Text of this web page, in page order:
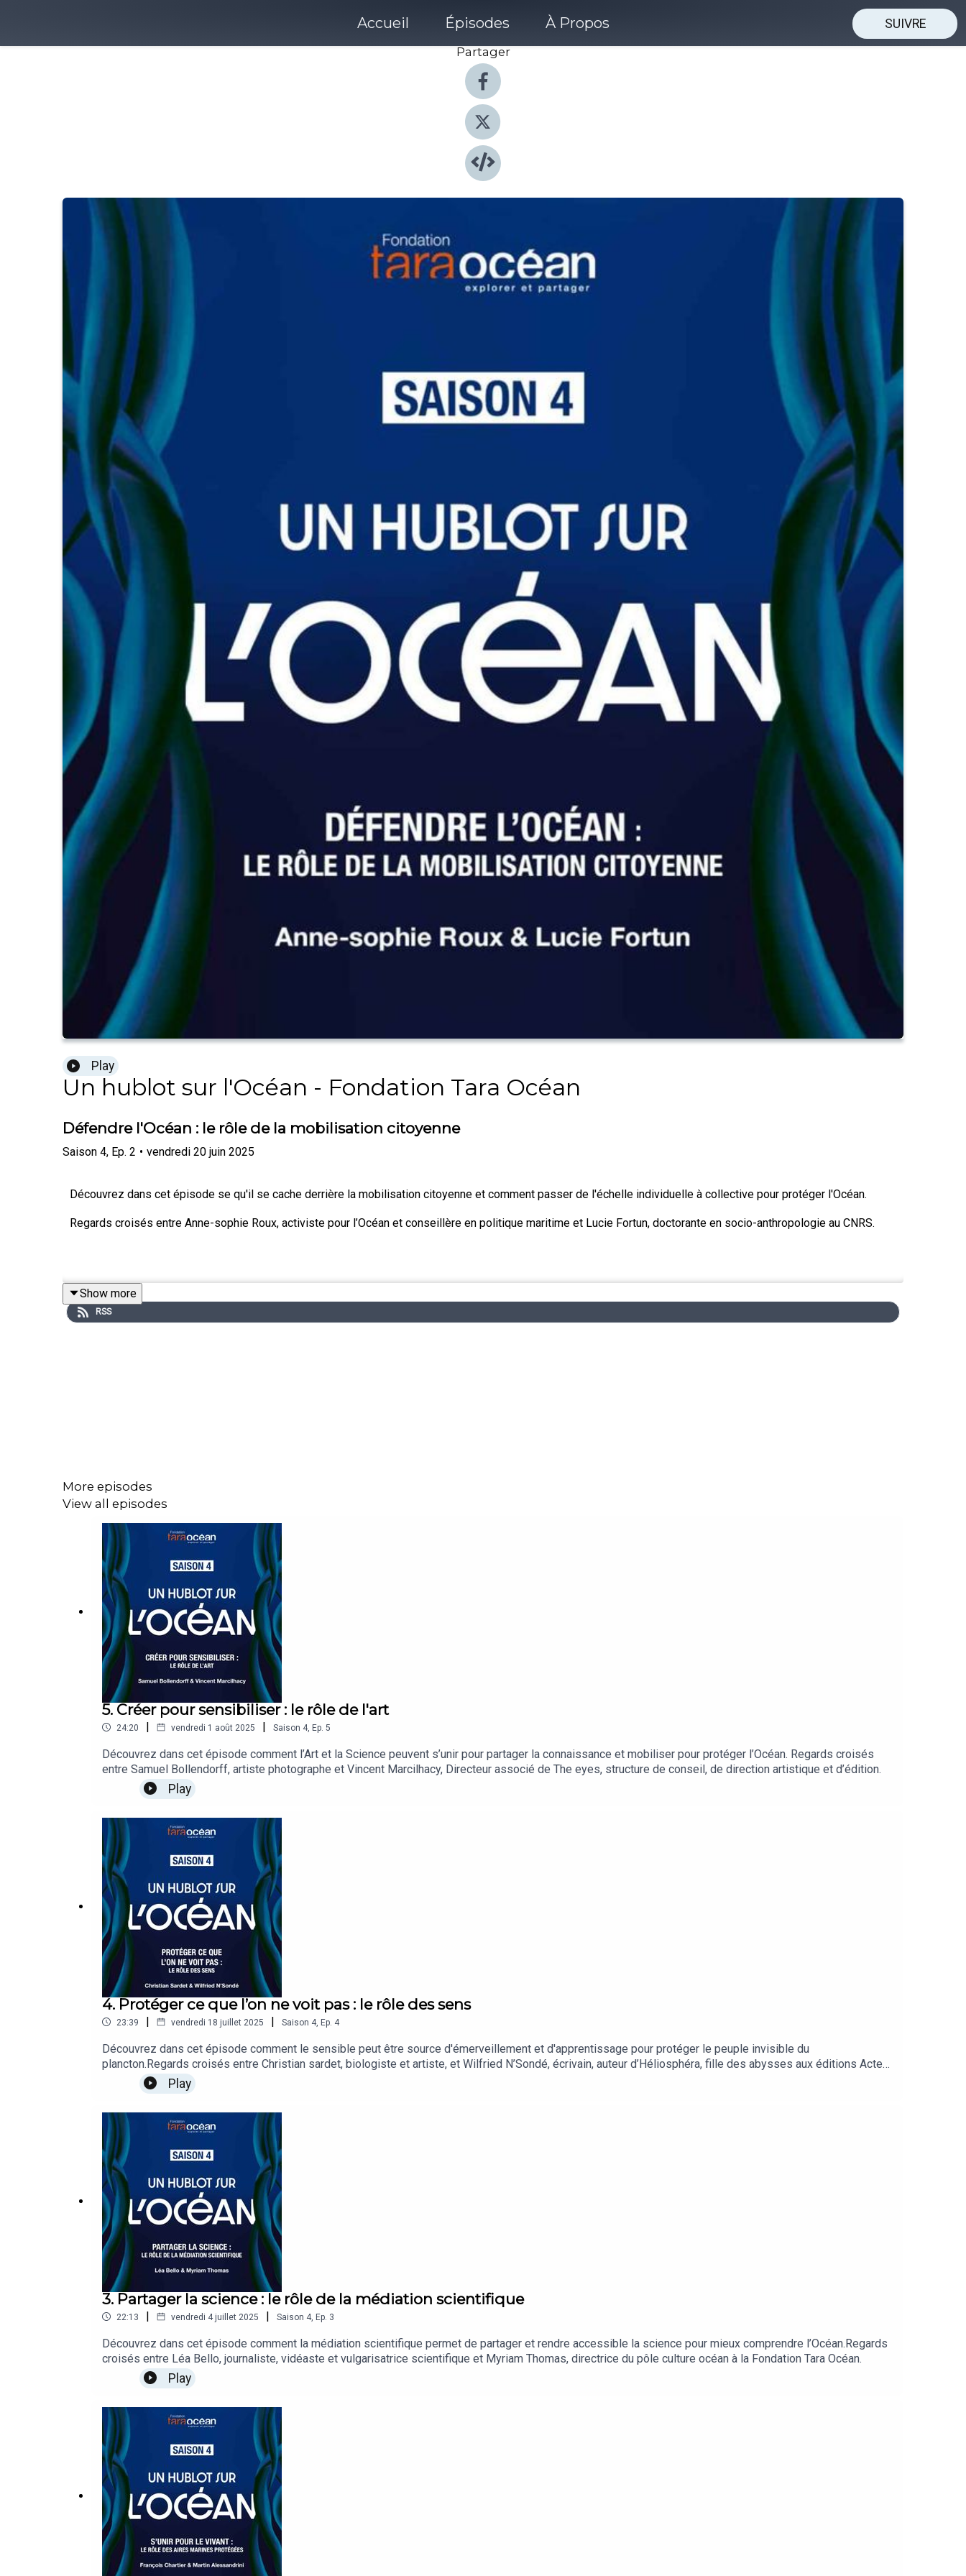
Accueil Épisodes À Propos
SUIVRE
Partager
Play
Un hublot sur l'Océan - Fondation Tara Océan
Défendre l'Océan : le rôle de la mobilisation citoyenne
Saison 4, Ep. 2 • vendredi 20 juin 2025
Découvrez dans cet épisode se qu'il se cache derrière la mobilisation citoyenne et comment passer de l'échelle individuelle à collective pour protéger l'Océan.
Regards croisés entre Anne-sophie Roux, activiste pour l’Océan et conseillère en politique maritime et Lucie Fortun, doctorante en socio-anthropologie au CNRS.
Show more
RSS
More episodes
View all episodes
5. Créer pour sensibiliser : le rôle de l'art
24:20 | vendredi 1 août 2025 | Saison 4, Ep. 5
Découvrez dans cet épisode comment l’Art et la Science peuvent s’unir pour partager la connaissance et mobiliser pour protéger l’Océan. Regards croisés
entre Samuel Bollendorff, artiste photographe et Vincent Marcilhacy, Directeur associé de The eyes, structure de conseil, de direction artistique et d’édition.
Play
4. Protéger ce que l’on ne voit pas : le rôle des sens
23:39 | vendredi 18 juillet 2025 | Saison 4, Ep. 4
Découvrez dans cet épisode comment le sensible peut être source d'émerveillement et d'apprentissage pour protéger le peuple invisible du
plancton.Regards croisés entre Christian sardet, biologiste et artiste, et Wilfried N’Sondé, écrivain, auteur d’Héliosphéra, fille des abysses aux éditions Actes
Play
3. Partager la science : le rôle de la médiation scientifique
22:13 | vendredi 4 juillet 2025 | Saison 4, Ep. 3
Découvrez dans cet épisode comment la médiation scientifique permet de partager et rendre accessible la science pour mieux comprendre l’Océan.Regards
croisés entre Léa Bello, journaliste, vidéaste et vulgarisatrice scientifique et Myriam Thomas, directrice du pôle culture océan à la Fondation Tara Océan.
Play